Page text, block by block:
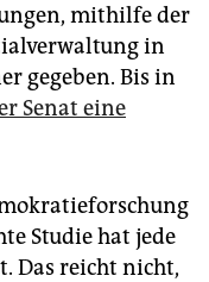
mithilfe der
in
gegeben. Bis in
Senat eine
Studie hat jede
Das reicht nicht,